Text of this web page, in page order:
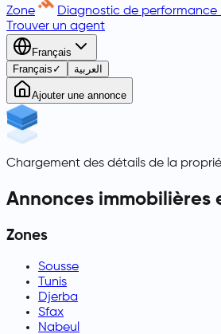
Zone
Diagnostic de
Trouver un agent
Français
Français ✓ العربية
Ajouter une annonce
Chargement des détails de la
Annonces immobilières
Zones
Sousse
Tunis
Djerba
Sfax
Nabeul